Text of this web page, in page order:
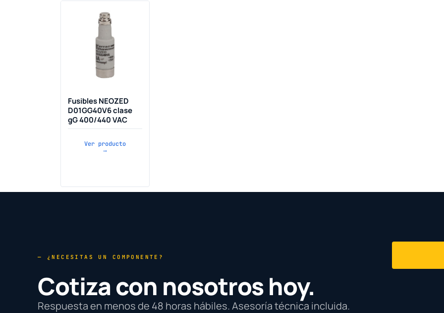
Fusibles NEOZED
D01GG40V6 clase
gG 400/440 VAC
Ver producto
→
— ¿NECESITAS UN COMPONENTE?
Cotiza con nosotros hoy.
Respuesta en menos de 48 horas hábiles. Asesoría técnica incluida.